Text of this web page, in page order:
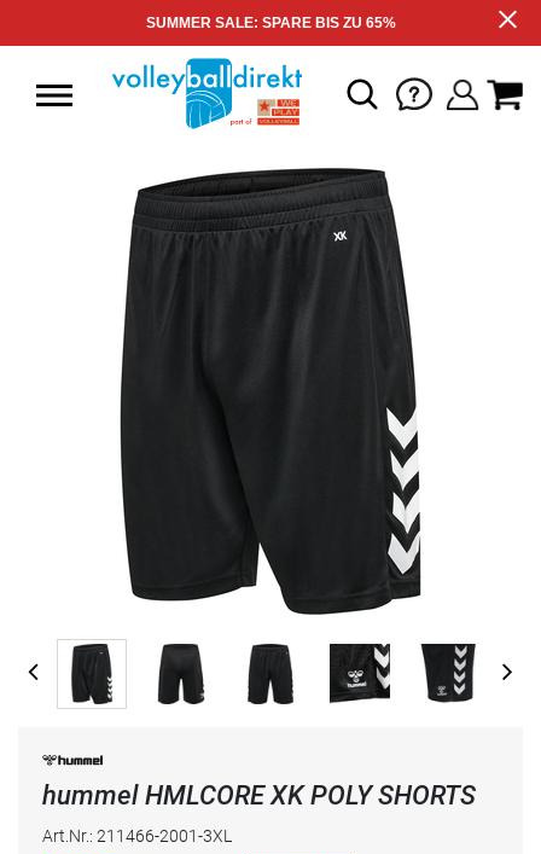
SUMMER SALE: SPARE BIS ZU 65%
hummel HMLCORE XK POLY SHORTS
Art.Nr.: 211466-2001-3XL